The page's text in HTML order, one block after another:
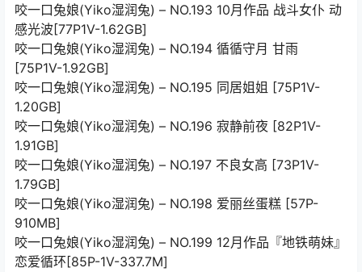
咬一口兔娘(Yiko湿润兔) – NO.193 10月作品 战斗女仆 动
感光波[77P1V-1.62GB]
咬一口兔娘(Yiko湿润兔) – NO.194 循循守月 甘雨
[75P1V-1.92GB]
咬一口兔娘(Yiko湿润兔) – NO.195 同居姐姐 [75P1V-
1.20GB]
咬一口兔娘(Yiko湿润兔) – NO.196 寂静前夜 [82P1V-
1.91GB]
咬一口兔娘(Yiko湿润兔) – NO.197 不良女高 [73P1V-
1.79GB]
咬一口兔娘(Yiko湿润兔) – NO.198 爱丽丝蛋糕 [57P-
910MB]
咬一口兔娘(Yiko湿润兔) – NO.199 12月作品『地铁萌妹』
恋爱循环[85P-1V-337.7M]